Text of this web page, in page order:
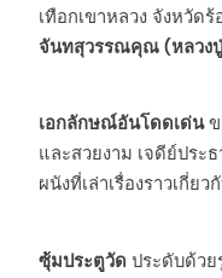
เทือกเขาหลวง จังหวัด
จันทสุวรรณคุณ (หลวง
เอกลักษณ์อันโดดเด่นข
และสวยงาม เจดีย์ประ
ผนังที่เล่าเรื่องราวเกี่ย
ซุ้มประตูวัด ประดับด้ว